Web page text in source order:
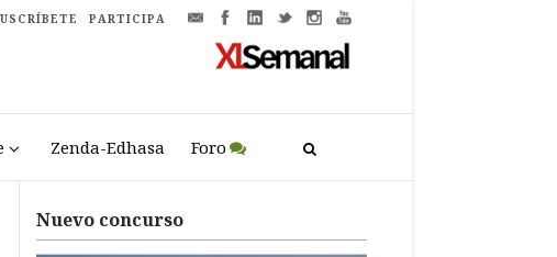
PARTICIPA
Zenda-Edhasa Foro
Nuevo concurso